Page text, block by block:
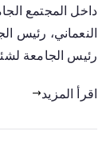
داخل المجتمع
النعماني، رئيس
رئيس الجامعة
اقرأ المزيد